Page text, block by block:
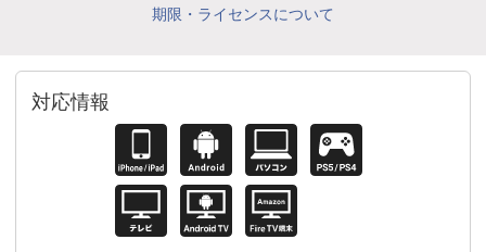
期限・ライセンスについて
対応情報